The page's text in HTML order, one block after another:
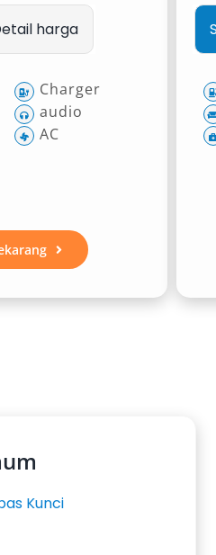
harga
Charger
audio
AC
Kunci